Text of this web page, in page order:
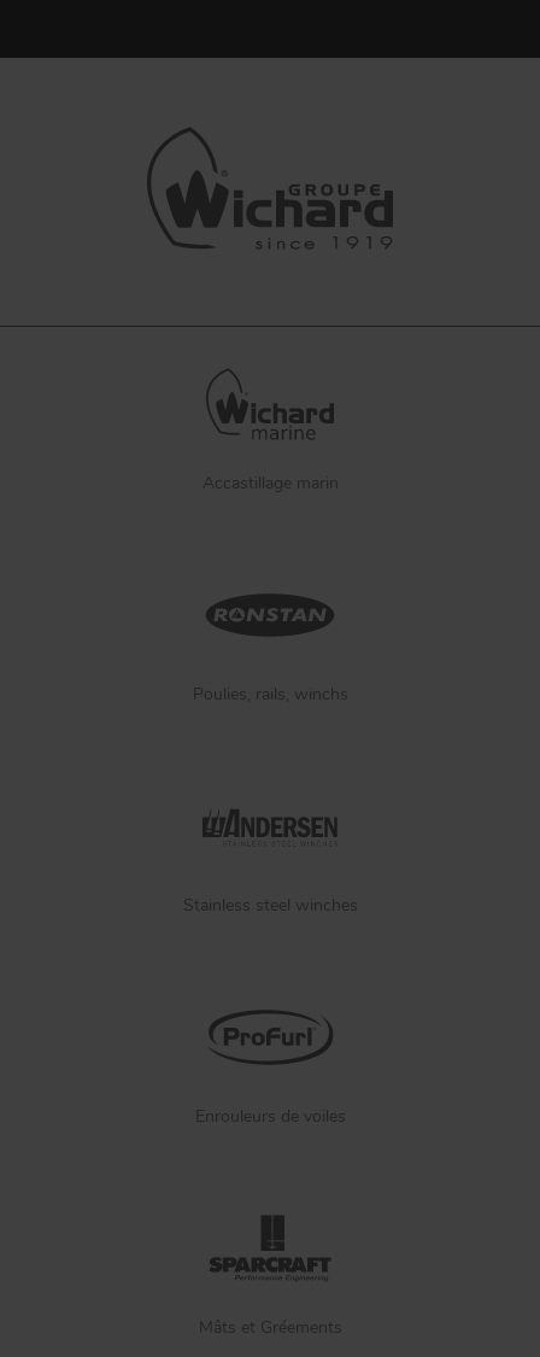
Accastillage marin
Poulies, rails, winchs
Stainless steel winches
Enrouleurs de voiles
Mâts et Gréements